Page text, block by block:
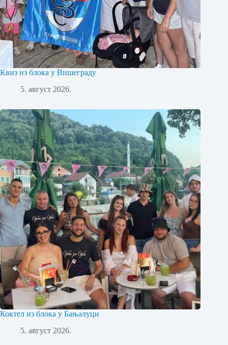
Квиз из блока у Вишеграду
5. август 2026.
Коктел из блока у Бањалуци
5. август 2026.